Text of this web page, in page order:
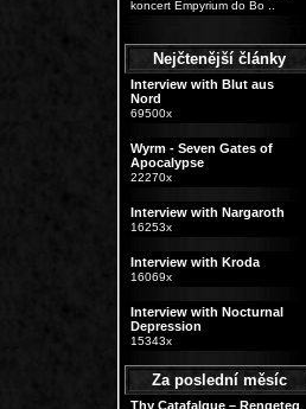
koncert Empyrium do Bo ..
Nejčtenější články
Interview with Blut aus
Nord
69500x
Wyrm - Seven Gates of
Apocalypse
22270x
Interview with Nargaroth
16253x
Interview with Kroda
16069x
Interview with Nocturnal
Depression
15343x
Za poslední měsíc
Thy Catafalque – Rengeteg